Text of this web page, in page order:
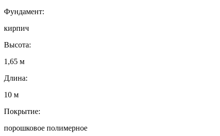
Фундамент:
кирпич
Высота:
1,65 м
Длина:
10 м
Покрытие:
порошковое полимерное